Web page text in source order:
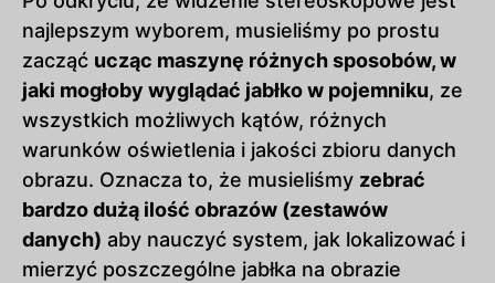
najlepszym wyborem, musieliśmy po prostu
zacząć ucząc maszynę różnych sposobów, w
jaki mogłoby wyglądać jabłko w pojemniku, ze
wszystkich możliwych kątów, różnych
warunków oświetlenia i jakości zbioru danych
obrazu. Oznacza to, że musieliśmy zebrać
bardzo dużą ilość obrazów (zestawów
danych) aby nauczyć system, jak lokalizować i
mierzyć poszczególne jabłka na obrazie